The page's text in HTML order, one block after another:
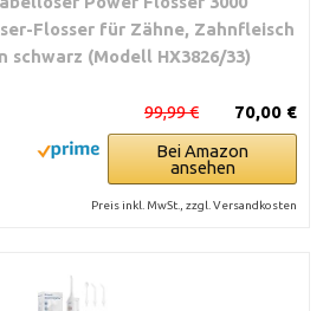
Flosser für Zähne, Zahnfleisch
schwarz (Modell HX3826/33)
70,00 €
99,99 €
Bei Amazon
ansehen
Preis inkl. MwSt., zzgl. Versandkosten